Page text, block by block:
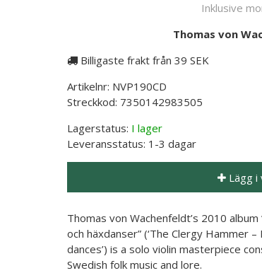
Inklusive
Thomas von
Billigaste frakt från 39 SEK
Artikelnr: NVP190CD
Streckkod: 7350142983505
Lagerstatus: I lager
Leveransstatus: 1-3 dagar
Lägg i
Thomas von Wachenfeldt’s 2010
och häxdanser” (‘The Clergy Hammer
dances’) is a solo violin masterpiece
Swedish folk music and lore.